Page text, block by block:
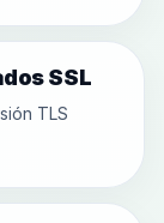
SSL
TLS